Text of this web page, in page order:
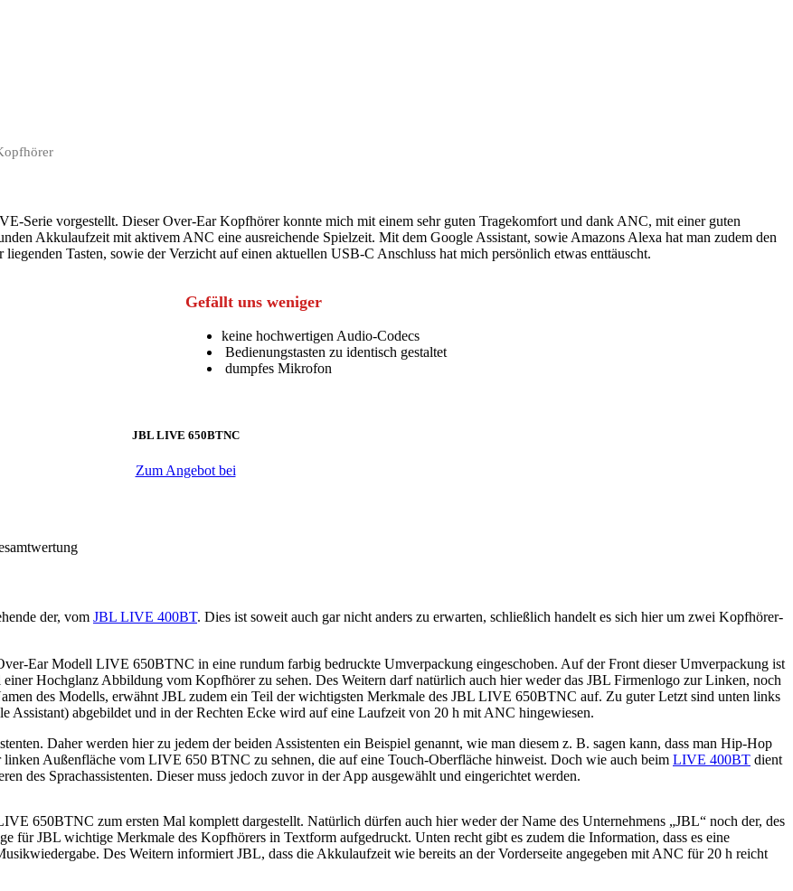
vorgestellt. Dieser Over-Ear Kopfhörer konnte mich mit einem sehr guten Tragekomfort und dank ANC, mit einer guten
Akkulaufzeit mit aktivem ANC eine ausreichende Spielzeit. Mit dem Google Assistant, sowie Amazons Alexa hat man zudem den
Tasten, sowie der Verzicht auf einen aktuellen USB-C Anschluss hat mich persönlich etwas enttäuscht.
Gefällt uns weniger
keine hochwertigen Audio-Codecs
Bedienungstasten zu identisch gestaltet
dumpfes Mikrofon
JBL LIVE 650BTNC
Zum Angebot bei
der, vom JBL LIVE 400BT. Dies ist soweit auch gar nicht anders zu erwarten, schließlich handelt es sich hier um zwei Kopfhörer-
Ear Modell LIVE 650BTNC in eine rundum farbig bedruckte Umverpackung eingeschoben. Auf der Front dieser Umverpackung ist
Hochglanz Abbildung vom Kopfhörer zu sehen. Des Weitern darf natürlich auch hier weder das JBL Firmenlogo zur Linken, noch
des Modells, erwähnt JBL zudem ein Teil der wichtigsten Merkmale des JBL LIVE 650BTNC auf. Zu guter Letzt sind unten links
Assistant) abgebildet und in der Rechten Ecke wird auf eine Laufzeit von 20 h mit ANC hingewiesen.
Daher werden hier zu jedem der beiden Assistenten ein Beispiel genannt, wie man diesem z. B. sagen kann, dass man Hip-Hop
Außenfläche vom LIVE 650 BTNC zu sehnen, die auf eine Touch-Oberfläche hinweist. Doch wie auch beim LIVE 400BT dient
des Sprachassistenten. Dieser muss jedoch zuvor in der App ausgewählt und eingerichtet werden.
650BTNC zum ersten Mal komplett dargestellt. Natürlich dürfen auch hier weder der Name des Unternehmens „JBL“ noch der, des
für JBL wichtige Merkmale des Kopfhörers in Textform aufgedruckt. Unten recht gibt es zudem die Information, dass es eine
Des Weitern informiert JBL, dass die Akkulaufzeit wie bereits an der Vorderseite angegeben mit ANC für 20 h reicht